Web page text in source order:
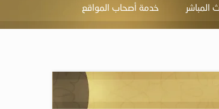
المباشر خدمة أصحاب المواقع